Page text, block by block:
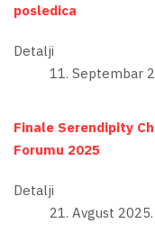
posledica
Detalji
11. Septembar
Finale Serendipity
Forumu 2025
Detalji
21. Avgust 2025.